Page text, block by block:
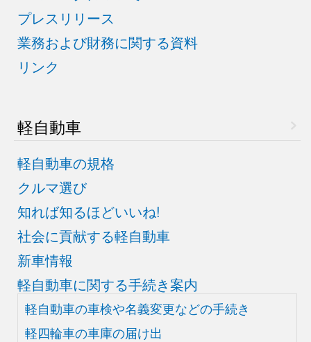
プレスリリース
業務および財務に関する資料
リンク
軽自動車
軽自動車の規格
クルマ選び
知れば知るほどいいね!
社会に貢献する軽自動車
新車情報
軽自動車に関する手続き案内
軽自動車の車検や名義変更などの手続き
軽四輪車の車庫の届け出